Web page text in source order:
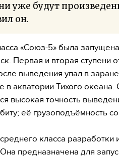
уже будут
он.
«Союз-5» была
Первая и вторая ступени
выведения упал в
в акватории Тихого океана.
высокая точность
её грузоподъёмность
класса разработки
предназначена для